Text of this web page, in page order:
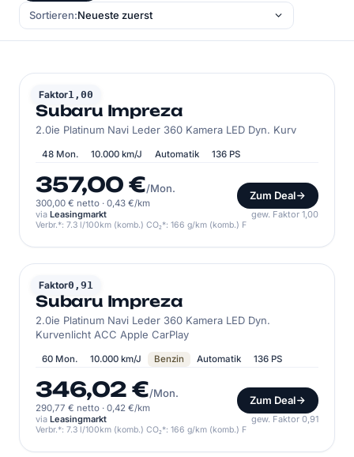
Sortieren:
Faktor1,00
SUBARU
Subaru Impreza
2.0ie Platinum Navi Leder 360 Kamera LED Dyn. Kurv
48 Mon. 10.000 km/J Automatik 136 PS
357,00 €/Mon.
300,00 € netto · 0,43 €/km
Zum Deal
via Leasingmarkt gew. Faktor 1,00
Verbr.*: 7.3 l/100km (komb.) CO₂*: 166 g/km (komb.) F
Faktor0,91
SUBARU
Subaru Impreza
2.0ie Platinum Navi Leder 360 Kamera LED Dyn.
Kurvenlicht ACC Apple CarPlay
60 Mon. 10.000 km/J Benzin Automatik 136 PS
346,02 €/Mon.
290,77 € netto · 0,42 €/km
Zum Deal
via Leasingmarkt gew. Faktor 0,91
Verbr.*: 7.3 l/100km (komb.) CO₂*: 166 g/km (komb.) F